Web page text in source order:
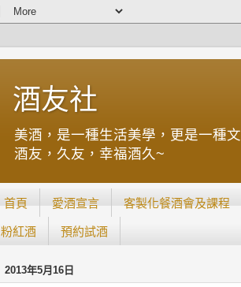
酒友社
美酒，是一種生活美學，更是一種
酒友，久友，幸福酒久~
首頁 愛酒宣言 客製化餐酒會及課程
粉紅酒 預約試酒
2013年5月16日